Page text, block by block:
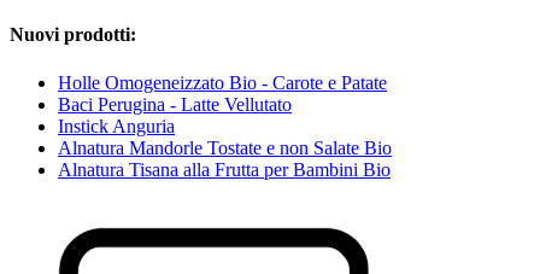
Nuovi prodotti:
Holle Omogeneizzato Bio - Carote e Patate
Baci Perugina - Latte Vellutato
Instick Anguria
Alnatura Mandorle Tostate e non Salate Bio
Alnatura Tisana alla Frutta per Bambini Bio